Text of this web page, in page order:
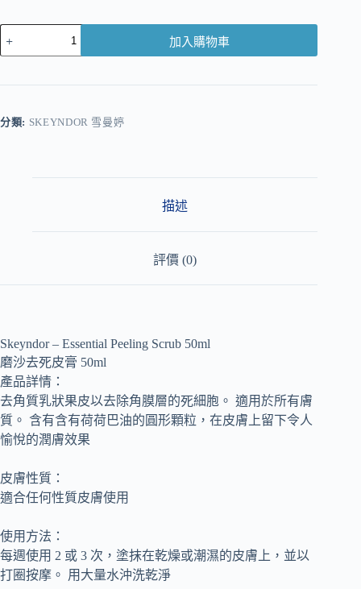
加入購物車
r
分類: SKEYNDOR 雪曼婷
描述
評價 (0)
Skeyndor – Essential Peeling Scrub 50ml
磨沙去死皮膏 50ml
產品詳情：
去角質乳狀果皮以去除角膜層的死細胞。 適用於所有膚
質。 含有含有荷荷巴油的圓形顆粒，在皮膚上留下令人
愉悅的潤膚效果
皮膚性質：
適合任何性質皮膚使用
使用方法：
每週使用 2 或 3 次，塗抹在乾燥或潮濕的皮膚上，並以
打圈按摩。 用大量水沖洗乾淨